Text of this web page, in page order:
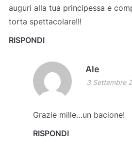
auguri alla tua principessa e
torta spettacolare!!!
RISPONDI
Ale
3 Settembre
Grazie mille…un bacione!
RISPONDI